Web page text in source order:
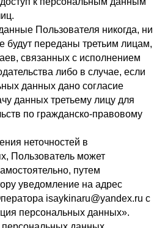
Пользователя никогда, ни
будут переданы третьим лицам,
связанных с исполнением
либо в случае, если
данных дано согласие
данных третьему лицу для
по гражданско-правовому
неточностей в
Пользователь может
путем
уведомление на адрес
isaykinaru@yandex.ru с
персональных данных».